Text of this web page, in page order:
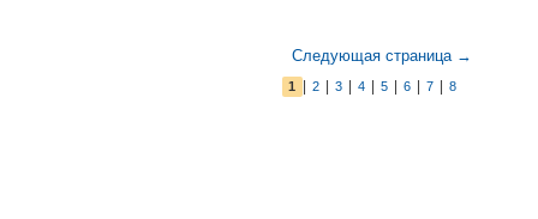
Следующая страница →
1 2 3 4 5 6 7 8